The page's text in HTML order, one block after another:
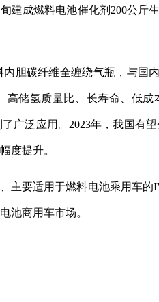
建成燃料电池催化剂200公斤
胆碳纤维全缠绕气瓶，与国
储氢质量比、长寿命、低
广泛应用。2023年，我国有
度提升。
主要适用于燃料电池乘用车
池商用车市场。